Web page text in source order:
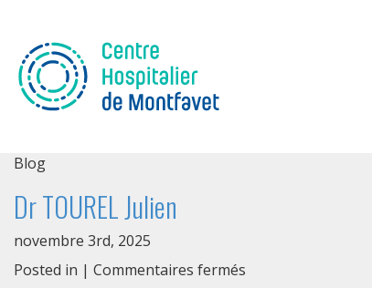
Blog
Dr TOUREL Julien
novembre 3rd, 2025
Posted in | Commentaires fermés